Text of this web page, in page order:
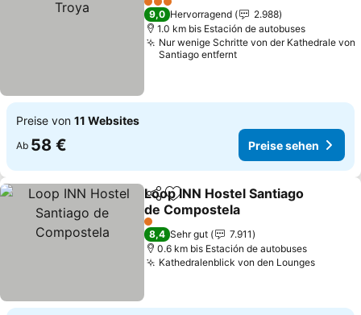
3 Sterne
9,0 Hervorragend
2.988
1.0 km bis Estación de autobuses
Nur wenige Schritte von der Kathedrale von
Santiago entfernt
Preise von 11 Websites
Ab 58 € Preise sehen
TeilenZu Favoriten hinzufügen
Loop INN Hostel Santiago
de Compostela
1 Sterne
8,4 Sehr gut
7.911
0.6 km bis Estación de autobuses
Kathedralenblick von den Lounges